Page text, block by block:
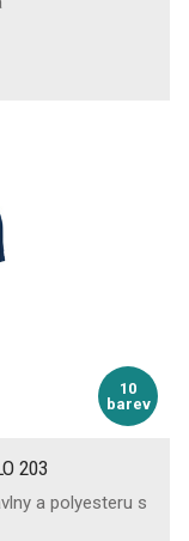
10
barev
203
a polyesteru s